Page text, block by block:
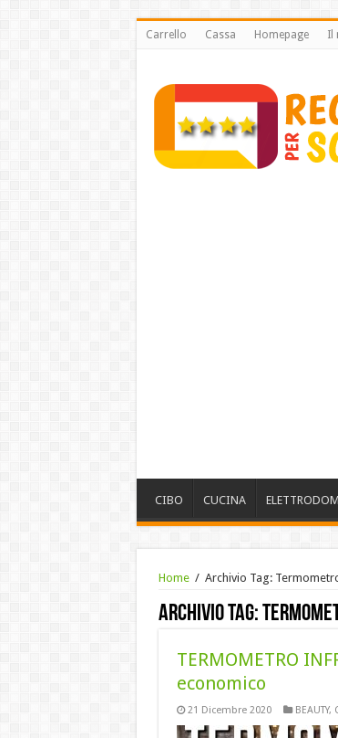
Carrello Cassa Homepage Il
CIBO CUCINA
Home / Archivio Tag:
Archivio Tag:
TERMOMETRO
economico
21 Dicembre 2020 BEAUTY,